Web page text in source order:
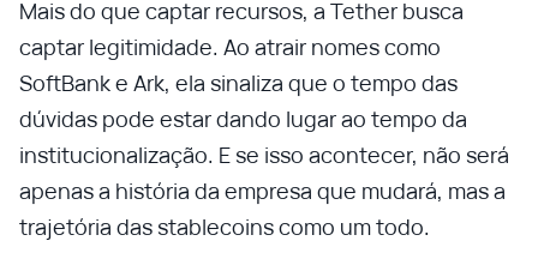
Mais do que captar recursos, a Tether busca
captar legitimidade. Ao atrair nomes como
SoftBank e Ark, ela sinaliza que o tempo das
dúvidas pode estar dando lugar ao tempo da
institucionalização. E se isso acontecer, não será
apenas a história da empresa que mudará, mas a
trajetória das stablecoins como um todo.